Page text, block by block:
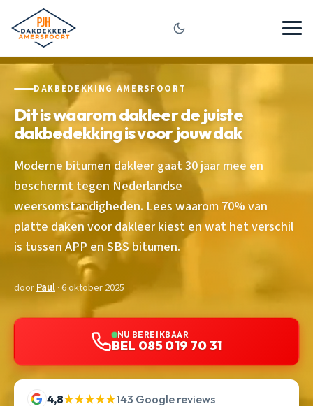
DAKBEDEKKING AMERSFOORT
Dit is waarom dakleer de juiste
dakbedekking is voor jouw dak
Moderne bitumen dakleer gaat 30 jaar mee en
beschermt tegen Nederlandse
weersomstandigheden. Lees waarom 70% van
platte daken voor dakleer kiest en wat het verschil
is tussen APP en SBS bitumen.
doorPaul· 6 oktober 2025
NU BEREIKBAAR
BEL 085 019 70 31
4,8★★★★★143 Google reviews